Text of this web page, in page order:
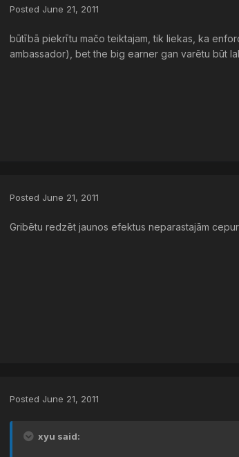
Posted June 21, 2011
būtībā piekrītu mačo teiktajam, tik liekas, ka
ambassador), bet the big earner gan varētu būt
Posted June 21, 2011
Gribētu redzēt jaunos efektus neparastajām
Posted June 21, 2011
xyu said: